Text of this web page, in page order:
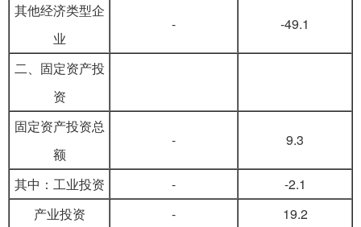
其他经济类型企
业
- -49.1
二、固定资产投
资
固定资产投资总
额
- 9.3
其中：工业投资 -
-2.1
产业投资
-
19.2